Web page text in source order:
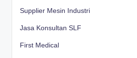
Supplier Mesin Industri
Jasa Konsultan SLF
First Medical